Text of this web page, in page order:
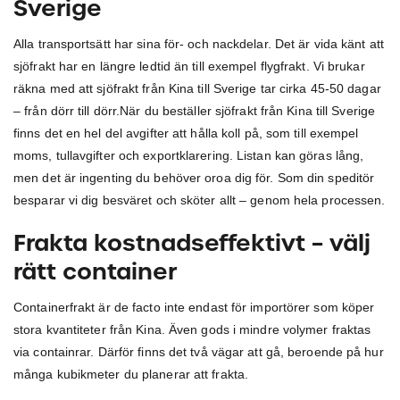
Sverige
Alla transportsätt har sina för- och nackdelar. Det är vida känt att
sjöfrakt har en längre ledtid än till exempel flygfrakt. Vi brukar
räkna med att sjöfrakt från Kina till Sverige tar cirka 45-50 dagar
– från dörr till dörr.När du beställer sjöfrakt från Kina till Sverige
finns det en hel del avgifter att hålla koll på, som till exempel
moms, tullavgifter och exportklarering. Listan kan göras lång,
men det är ingenting du behöver oroa dig för. Som din speditör
besparar vi dig besväret och sköter allt – genom hela processen.
Frakta kostnadseffektivt – välj
rätt container
Containerfrakt är de facto inte endast för importörer som köper
stora kvantiteter från Kina. Även gods i mindre volymer fraktas
via containrar. Därför finns det två vägar att gå, beroende på hur
många kubikmeter du planerar att frakta.